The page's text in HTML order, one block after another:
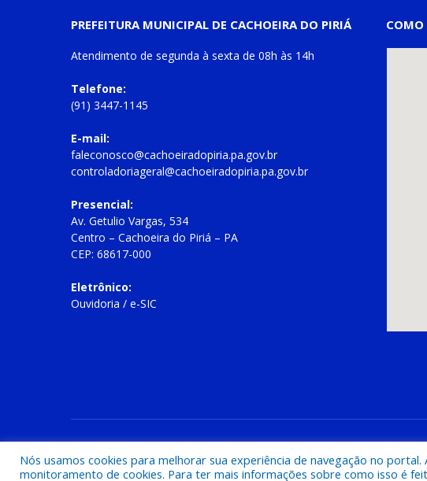
PREFEITURA MUNICIPAL DE CACHOEIRA DO PIRIÁ
Atendimento de segunda à sexta de 08h às 14h
Telefone:
(91) 3447-1145
E-mail:
faleconosco@cachoeiradopiria.pa.gov.br
controladoriageral@cachoeiradopiria.pa.gov.br
Presencial:
Av. Getulio Vargas, 534
Centro – Cachoeira do Piriá – PA
CEP: 68617-000
Eletrônico:
Ouvidoria / e-SIC
COMO
Nós usamos cookies para melhorar sua experiência de navegação no
monitoramento de cookies. Para ter mais informações sobre como isso é